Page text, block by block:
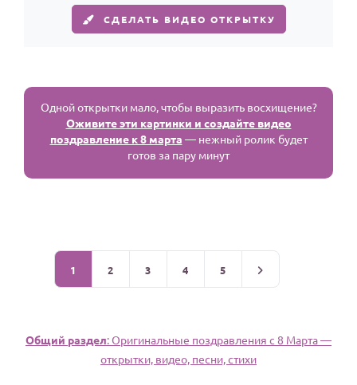
СДЕЛАТЬ ВИДЕО ОТКРЫТКУ
Одной открытки мало, чтобы выразить восхищение?
Оживите эти картинки и создайте видео
поздравление к 8 марта — нежный ролик будет
готов за пару минут
1 2 3 4 5
Общий раздел: Оригинальные поздравления с 8 Марта —
открытки, видео, песни, стихи